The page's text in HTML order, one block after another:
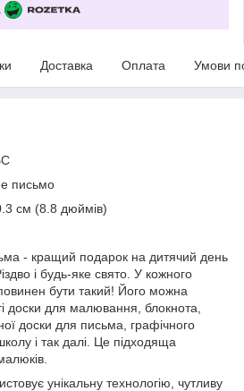
Доставка Оплата Умови
письмо
см (8.8 дюймів)
- кращий подарок на дитячий день
і будь-яке свято. У кожного
бути такий! Його можна
доски для малювання, блокнота,
доски для письма, графічного
і так далі. Це підходяща
унікальну технологію, чутливу